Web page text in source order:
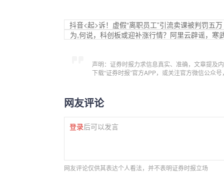
抖音<起>诉！虚假“离职员工”引流卖课被判罚五万
为,何说，科创板或迎补涨行情？阿里云辟谣，
声明：证券时报力求信息真实、准确，文章提及
下载“证券时报”官方APP，或关注官方微信公众
网友评论
登录后可以发言
网友评论仅供其表达个人看法，并不表明证券时报立场